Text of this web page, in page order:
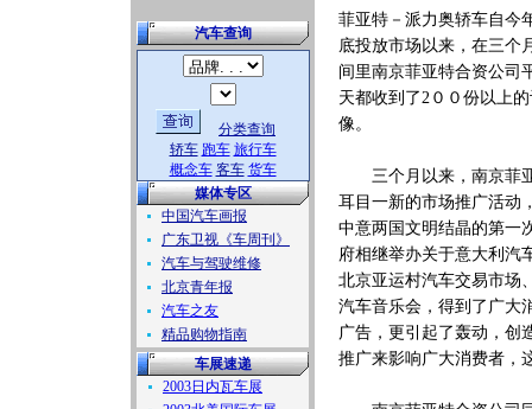
汽车查询
分类查询
轿车 跑车 旅行车
概念车 客车 货车
媒体专区
中国汽车画报
广东卫视《车周刊》
汽车与驾驶维修
北京青年报
汽车之友
精品购物指南
车展速递
2003日内瓦车展
菲亚特－派力奥轿车自今
底投放市场以来，在三个
间里南京菲亚特合资公司
天都收到了2００份以上
像。
三个月以来，南京菲亚
耳目一新的市场推广活动
中意两国文明结晶的第一
府相继举办关于意大利汽
北京亚运村汽车交易市场
汽车音乐会，得到了广大
广告，更引起了轰动，创
推广来影响广大消费者，